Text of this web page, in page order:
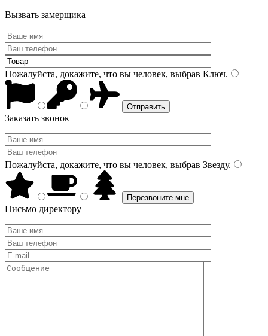
Вызвать замерщика
Пожалуйста, докажите, что вы человек, выбрав Ключ.
Заказать звонок
Пожалуйста, докажите, что вы человек, выбрав Звезду.
Письмо директору